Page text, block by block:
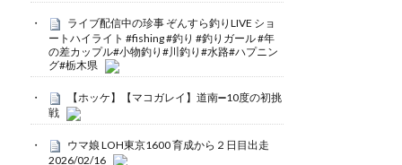
ライブ配信中の珍事 ぞんすら釣りLIVE ショ
ートハイライト #fishing #釣り #釣りガール #年
の差カップル#小物釣り#川釣り#水路#ハプニン
グ#栃木県
【ホッケ】【マコガレイ】道南➖10度の初挑
戦
ウマ娘 LOH東京1600 育成から２日目出走
2026/02/16